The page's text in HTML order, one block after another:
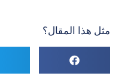
مثل هذا المقال؟